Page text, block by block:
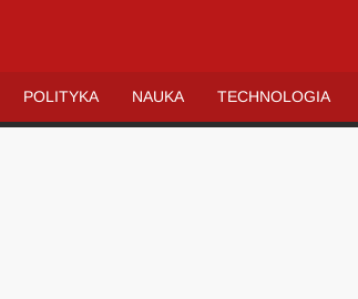
POLITYKA NAUKA TECHNOLOGIA